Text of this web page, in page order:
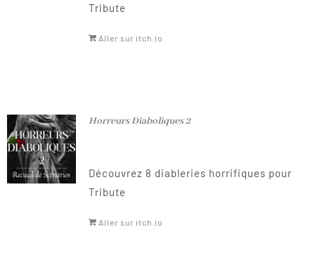
Tribute
Aller sur itch.io
Horreurs Diaboliques 2
Découvrez 8 diableries horrifiques pour
Tribute
Aller sur itch.io